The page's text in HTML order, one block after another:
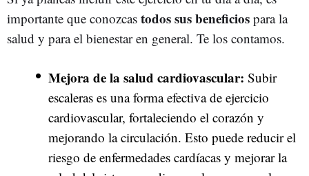
importante que conozcas todos sus beneficios para la
salud y para el bienestar en general. Te los contamos.
Mejora de la salud cardiovascular: Subir
escaleras es una forma efectiva de ejercicio
cardiovascular, fortaleciendo el corazón y
mejorando la circulación. Esto puede reducir el
riesgo de enfermedades cardíacas y mejorar la